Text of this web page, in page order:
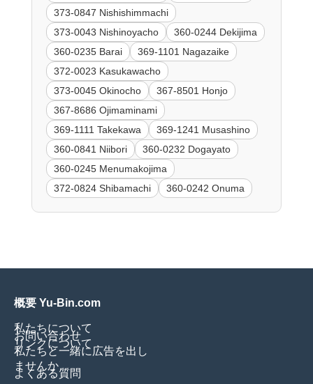
373-0847 Nishishimmachi
373-0043 Nishinoyacho
360-0244 Dekijima
360-0235 Barai
369-1101 Nagazaike
372-0023 Kasukawacho
373-0045 Okinocho
367-8501 Honjo
367-8686 Ojimaminami
369-1111 Takekawa
369-1241 Musashino
360-0841 Niibori
360-0232 Dogayato
360-0245 Menumakojima
372-0824 Shibamachi
360-0242 Onuma
概要 Yu-Bin.com
私たちについて
お問い合わせ
リンクについて
私たちと一緒に広告を出し
ませんか
よくある質問